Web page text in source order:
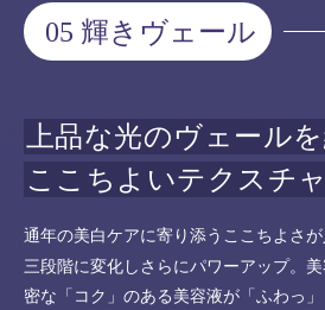
05 輝きヴェール
上品な光のヴェールを
ここちよいテクスチ
通年の美白ケアに寄り添うここちよさが
三段階に変化しさらにパワーアップ。
密な「コク」のある美容液が「ふわっ」